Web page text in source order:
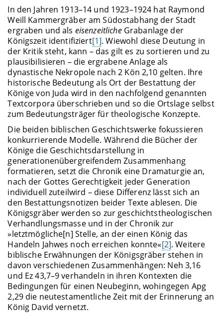
In den Jahren 1913–14 und 1923–1924 hat Raymond
Weill Kammergräber am Südostabhang der Stadt
ergraben und als eisenzeitlicheGrabanlage der
Königszeit identifiziert[1]. Wiewohl diese Deutung in
der Kritik steht, kann – das gilt es zu sortieren und zu
plausibilisieren – die ergrabene Anlage als
dynastische Nekropole nach 2 Kön 2,10 gelten. Ihre
historische Bedeutung als Ort der Bestattung der
Könige von Juda wird in den nachfolgend genannten
Textcorpora überschrieben und so die Ortslage selbst
zum Bedeutungsträger für theologische Konzepte.
Die beiden biblischen Geschichtswerke fokussieren
konkurrierende Modelle. Während die Bücher der
Könige die Geschichtsdarstellung in
generationenübergreifendem Zusammenhang
formatieren, setzt die Chronik eine Dramaturgie an,
nach der Gottes Gerechtigkeit jeder Generation
individuell zuteilwird – diese Differenz lässt sich an
den Bestattungsnotizen beider Texte ablesen. Die
Königsgräber werden so zur geschichtstheologischen
Verhandlungsmasse und in der Chronik zur
»letztmögliche[n] Stelle, an der einen König das
Handeln Jahwes noch erreichen konnte«[2]. Weitere
biblische Erwähnungen der Königsgräber stehen in
davon verschiedenen Zusammenhängen: Neh 3,16
und Ez 43,7–9 verhandeln in ihren Kontexten die
Bedingungen für einen Neubeginn, wohingegen Apg
2,29 die neutestamentliche Zeit mit der Erinnerung an
König David vernetzt.